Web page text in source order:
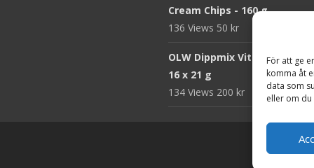
För att ge
komma åt
data som
eller om
Cream Chips - 160 g
136 Views 50 kr
OLW Dippmix Vitlök
16 x 21 g
134 Views 200 kr